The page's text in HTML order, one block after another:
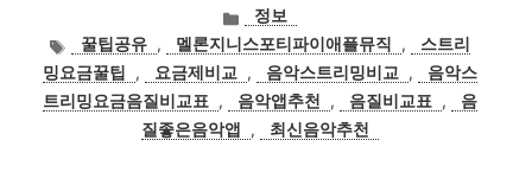
카
테
고
리
정보
태
그
꿀팁공유 , 멜론지니스포티파이애플뮤직 ,
스트리
밍요금꿀팁
, 요금제비교 , 음악스트리밍비교 ,
음악스
트리밍요금음질비교표
, 음악앱추천 , 음질비교표 ,
음
질좋은음악앱
, 최신음악추천